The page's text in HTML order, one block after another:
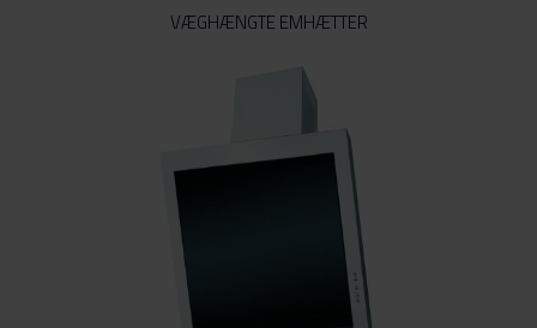
VÆGHÆNGTE EMHÆTTER